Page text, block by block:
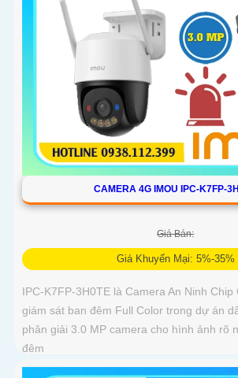
CAMERA 4G IMOU IPC-K7FP-
Giá Bán:
Giá Khuyến Mại: 5%-35%
IPC-K7FP-3H0TE là Camera An Ninh Chip
giám sát ban đêm Full Color trong dự án
phân giải 3.0 MP camera cho hình ảnh rõ
đêm